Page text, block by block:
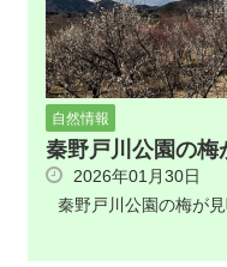
自然情報
秦野戸川公園の梅
2026年01月30日
秦野戸川公園の梅が